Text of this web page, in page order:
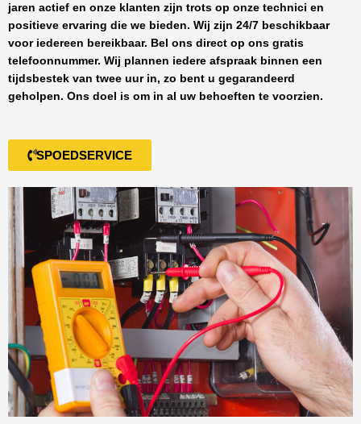
jaren actief en onze klanten zijn trots op onze technici en
positieve ervaring die we bieden. Wij zijn 24/7 beschikbaar
voor iedereen bereikbaar. Bel ons direct op ons gratis
telefoonnummer. Wij plannen iedere afspraak binnen een
tijdsbestek van twee uur in, zo bent u gegarandeerd
geholpen. Ons doel is om in al uw behoeften te voorzien.
SPOEDSERVICE